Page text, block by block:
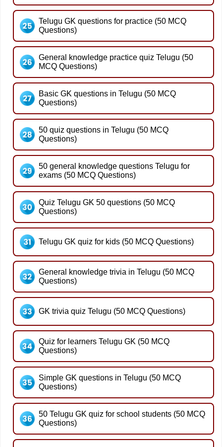
Telugu GK questions for practice (50 MCQ
Questions)
General knowledge practice quiz Telugu (50
MCQ Questions)
Basic GK questions in Telugu (50 MCQ
Questions)
50 quiz questions in Telugu (50 MCQ
Questions)
50 general knowledge questions Telugu for
exams (50 MCQ Questions)
Quiz Telugu GK 50 questions (50 MCQ
Questions)
Telugu GK quiz for kids (50 MCQ Questions)
General knowledge trivia in Telugu (50 MCQ
Questions)
GK trivia quiz Telugu (50 MCQ Questions)
Quiz for learners Telugu GK (50 MCQ
Questions)
Simple GK questions in Telugu (50 MCQ
Questions)
50 Telugu GK quiz for school students (50 MCQ
Questions)